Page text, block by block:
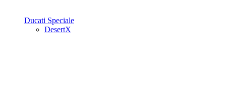
Ducati Speciale
DesertX